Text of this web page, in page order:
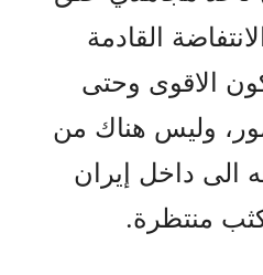
القادمة
الاقوى وحتى
وليس هناك من
الى داخل إيران
منتظرة.